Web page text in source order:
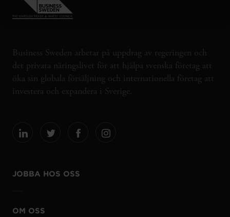
Business Sweden arbetar på uppdrag av regeringen och
det privata näringslivet för att hjälpa svenska företag att
öka sin globala försäljning och internationella företag att
investera och expandera i Sverige.
JOBBA HOS OSS
OM OSS